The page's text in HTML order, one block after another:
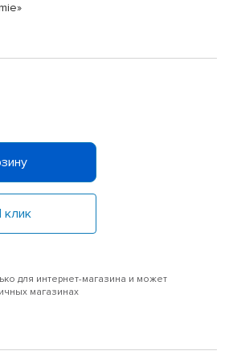
клик
для интернет-магазина и может
магазинах